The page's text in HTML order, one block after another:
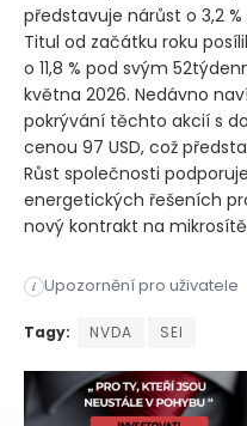
představuje nárůst o 3,2
Titul od začátku roku
o 11,8 % pod svým
května 2026. Nedávno
pokrývání těchto akcií s
cenou 97 USD, což
Růst společnosti
energetických řešeních
nový kontrakt na
i Upozornění pro uživatele
Akcie společnosti Solaris
Tagy: NVDA SEI